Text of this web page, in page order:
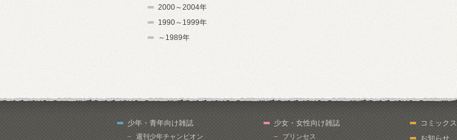
2000～2004年
1990～1999年
～1989年
少年・青年向け雑誌
週刊少年チャンピオン
少女・女性向け雑誌
プリンセス
コミックス
お知らせ